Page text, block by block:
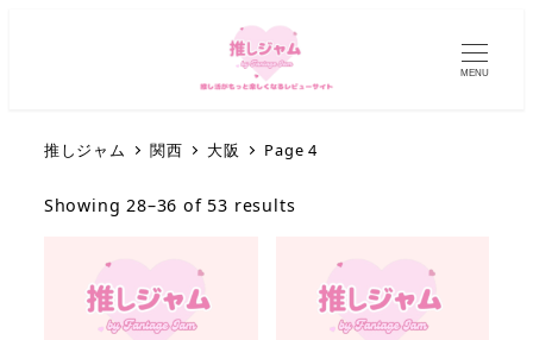
MENU
推しジャム 関西 大阪 Page 4
Showing 28–36 of 53 results